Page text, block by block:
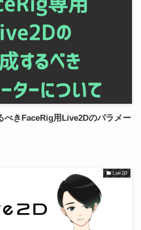
べきFaceRig用Live2Dのパラメー
Live2D